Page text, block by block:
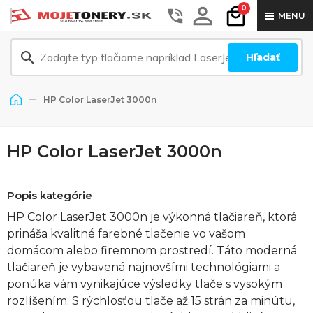
0
MENU
Hľadať
HP Color LaserJet 3000n
HP Color LaserJet 3000n
Popis kategórie
HP Color LaserJet 3000n je výkonná tlačiareň, ktorá
prináša kvalitné farebné tlačenie vo vašom
domácom alebo firemnom prostredí. Táto moderná
tlačiareň je vybavená najnovšími technológiami a
ponúka vám vynikajúce výsledky tlače s vysokým
rozlíšením. S rýchlosťou tlače až 15 strán za minútu,